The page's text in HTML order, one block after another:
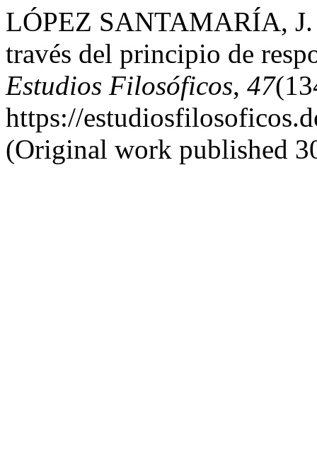
LÓPEZ SANTAMARÍA,
través del principio de
Estudios Filosóficos, 47
https://
(Original work published